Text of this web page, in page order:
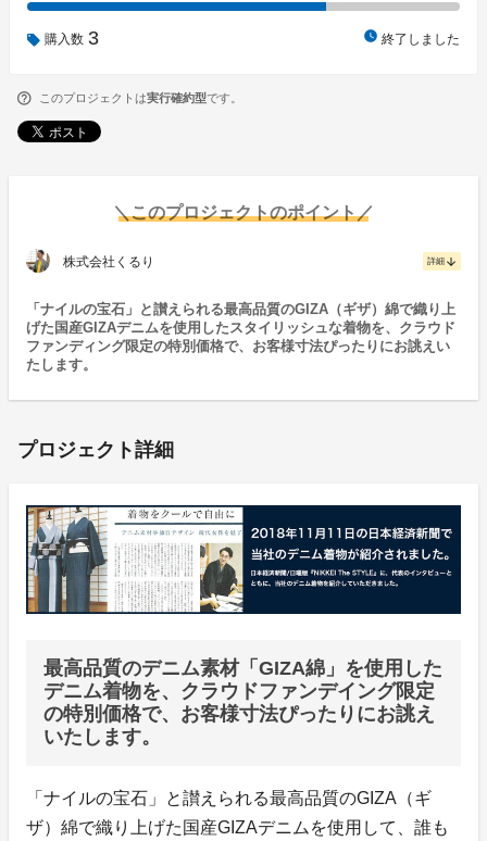
購入数 3 watch_later 終了しました
このプロジェクトは実行確約型です。
＼このプロジェクトのポイント／
株式会社くるり 詳細 arrow_downward
「ナイルの宝石」と讃えられる最高品質のGIZA（ギザ）綿で織り上
げた国産GIZAデニムを使用したスタイリッシュな着物を、クラウド
ファンディング限定の特別価格で、お客様寸法ぴったりにお誂えい
たします。
プロジェクト詳細
最高品質のデニム素材「GIZA綿」を使用した
デニム着物を、クラウドファンデイング限定
の特別価格で、お客様寸法ぴったりにお誂え
いたします。
「ナイルの宝石」と讃えられる最高品質のGIZA（ギ
ザ）綿で織り上げた国産GIZAデニムを使用して、誰も